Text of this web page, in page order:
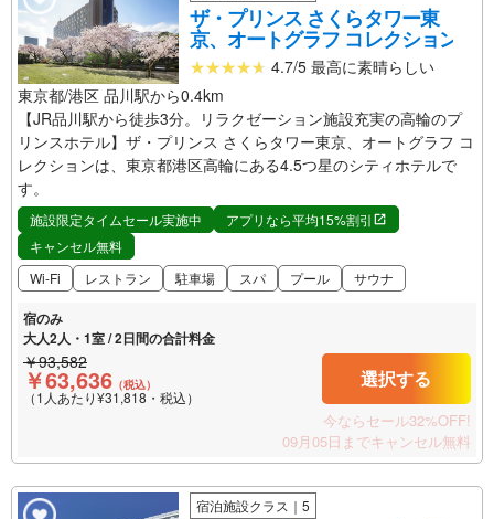
ザ・プリンス さくらタワー東
京、オートグラフ コレクション
4.7/5 最高に素晴らしい
東京都/港区 品川駅から0.4km
【JR品川駅から徒歩3分。リラクゼーション施設充実の高輪のプ
リンスホテル】ザ・プリンス さくらタワー東京、オートグラフ コ
レクションは、東京都港区高輪にある4.5つ星のシティホテルで
す。
施設限定タイムセール実施中
アプリなら平均15%割引
キャンセル無料
Wi-Fi
レストラン 駐車場 スパ プール サウナ
宿のみ
大人2人・1室 / 2日間の合計料金
￥93,582
￥63,636 （税込）
（1人あたり¥31,818・税込）
選択する
今ならセール32%OFF!
09月05日までキャンセル無料
宿泊施設クラス｜5